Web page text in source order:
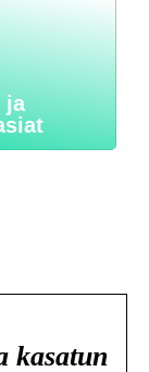
ja
kasatun